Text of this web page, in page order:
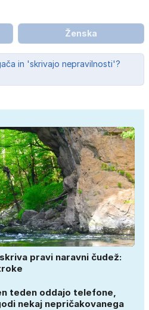
Ženska
in 'skrivajo nepravilnosti'?
pravi naravni čudež:
teden oddajo telefone,
nekaj nepričakovanega